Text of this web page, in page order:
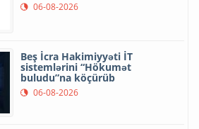
06-08-2026
Beş İcra Hakimiyyəti İT
sistemlərini “Hökumət
buludu”na köçürüb
06-08-2026